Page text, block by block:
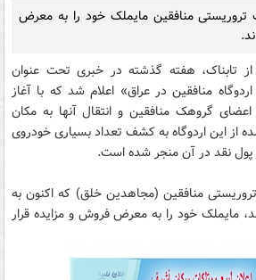
منافقین مایملک خود را به معرض
تابناک، هفته گذشته در خبری تحت عنوان
منافقین در عراق» اعلام شد که با آغاز
اعضای گروهک منافقین و انتقال آنها به مکان
از این اردوگاه به کشف تعداد بسیاری خودروی
نقد در آن منجر شده است.
منافقین (مجاهدین خلق) که اکنون به
مایملک خود را به معرض فروش و مزایده قرار